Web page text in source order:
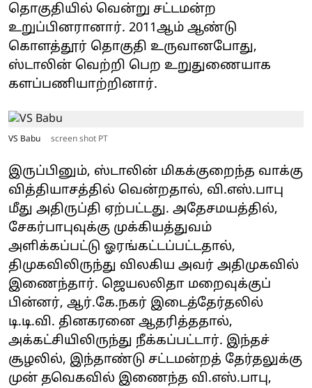
தொகுதியில் வென்று சட்டமன்ற
உறுப்பினரானார். 2011ஆம் ஆண்டு
கொளத்தூர் தொகுதி உருவானபோது,
ஸ்டாலின் வெற்றி பெற உறுதுணையாக
களப்பணியாற்றினார்.
VS Babu screen shot PT
இருப்பினும், ஸ்டாலின் மிகக்குறைந்த வாக்கு
வித்தியாசத்தில் வென்றதால், வி.எஸ்.பாபு
மீது அதிருப்தி ஏற்பட்டது. அதேசமயத்தில்,
சேகர்பாபுவுக்கு முக்கியத்துவம்
அளிக்கப்பட்டு ஓரங்கட்டப்பட்டதால்,
திமுகவிலிருந்து விலகிய அவர் அதிமுகவில்
இணைந்தார். ஜெயலலிதா மறைவுக்குப்
பின்னர், ஆர்.கே.நகர் இடைத்தேர்தலில்
டி.டி.வி. தினகரனை ஆதரித்ததால்,
அக்கட்சியிலிருந்து நீக்கப்பட்டார். இந்தச்
சூழலில், இந்தாண்டு சட்டமன்றத் தேர்தலுக்கு
முன் தவெகவில் இணைந்த வி.எஸ்.பாபு,